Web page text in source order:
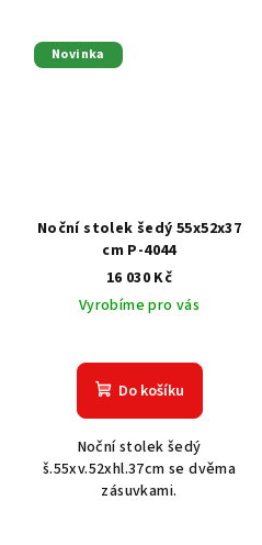
Akát vintage BT1551
Novinka
Noční stolek šedý 55x52x37
cm P-4044
16 030 Kč
Vyrobíme pro vás
Do košíku
Noční stolek šedý
š.55xv.52xhl.37cm se dvěma
zásuvkami.